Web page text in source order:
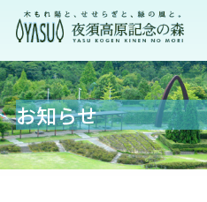
お知らせ